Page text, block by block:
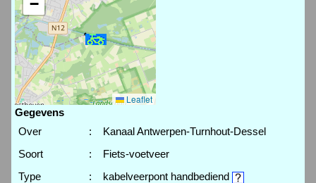
−
Leaflet
Gegevens
Over
:
Kanaal Antwerpen-Turnhout-Dessel
Soort
:
Fiets-voetveer
Type
:
kabelveerpont handbediend